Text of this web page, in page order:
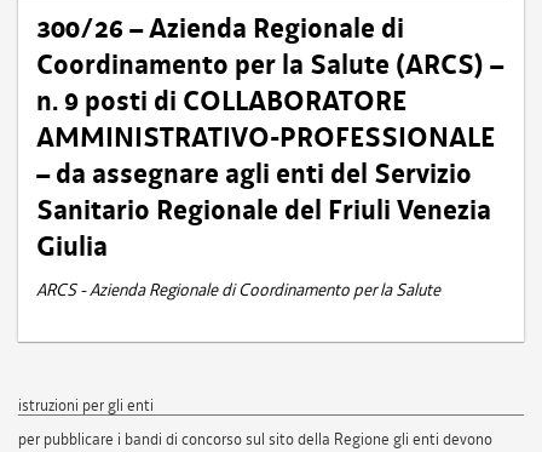
300/26 – Azienda Regionale di
Coordinamento per la Salute (ARCS) –
n. 9 posti di COLLABORATORE
AMMINISTRATIVO-PROFESSIONALE
– da assegnare agli enti del Servizio
Sanitario Regionale del Friuli Venezia
Giulia
ARCS - Azienda Regionale di Coordinamento per la Salute
istruzioni per gli enti
per pubblicare i bandi di concorso sul sito della Regione gli enti devono